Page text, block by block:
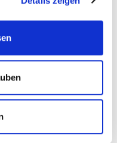
und
in Medien